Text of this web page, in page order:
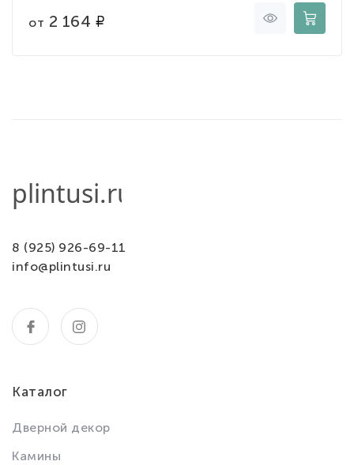
от 2 164
8 (925) 926-69-11
info@plintusi.ru
Каталог
Дверной декор
Камины